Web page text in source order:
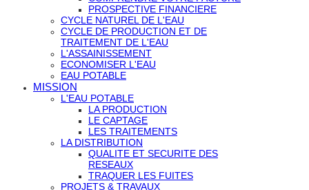
PROSPECTIVE FINANCIERE
CYCLE NATUREL DE L'EAU
CYCLE DE PRODUCTION ET DE
TRAITEMENT DE L'EAU
L'ASSAINISSEMENT
ECONOMISER L'EAU
EAU POTABLE
MISSION
L'EAU POTABLE
LA PRODUCTION
LE CAPTAGE
LES TRAITEMENTS
LA DISTRIBUTION
QUALITE ET SECURITE DES
RESEAUX
TRAQUER LES FUITES
PROJETS & TRAVAUX